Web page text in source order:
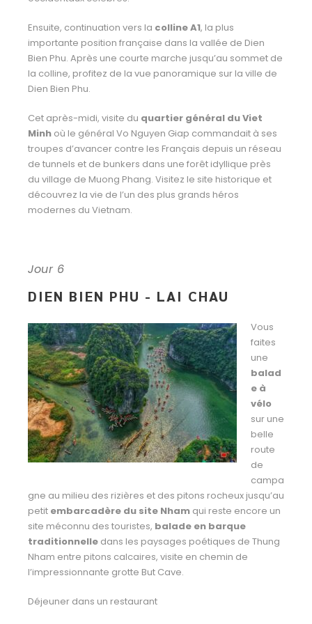
Ensuite, continuation vers la colline A1, la plus
importante position française dans la vallée de Dien
Bien Phu. Après une courte marche jusqu’au sommet de
la colline, profitez de la vue panoramique sur la ville de
Dien Bien Phu.
Cet après-midi, visite du quartier général du Viet
Minh où le général Vo Nguyen Giap commandait à ses
troupes d’avancer contre les Français depuis un réseau
de tunnels et de bunkers dans une forêt idyllique près
du village de Muong Phang. Visitez le site historique et
découvrez la vie de l’un des plus grands héros
modernes du Vietnam.
Jour 6
DIEN BIEN PHU - LAI CHAU
Vous
faites
une
balad
e à
vélo
sur une
belle
route
de
campa
gne au milieu des rizières et des pitons rocheux jusqu’au
petit embarcadère du site Nham qui reste encore un
site méconnu des touristes, balade en barque
traditionnelle dans les paysages poétiques de Thung
Nham entre pitons calcaires, visite en chemin de
l’impressionnante grotte But Cave.
Déjeuner dans un restaurant